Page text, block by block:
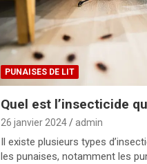
PUNAISES DE LIT
Quel est l’insecticide
26 janvier 2024 admin
Il existe plusieurs types
les punaises, notamment les